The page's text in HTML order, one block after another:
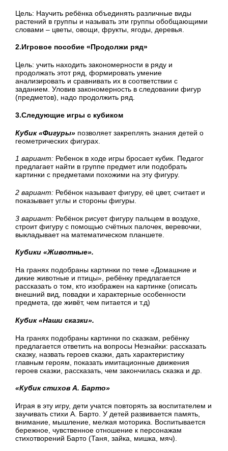
Цель: Научить ребёнка объединять различные виды
растений в группы и называть эти группы обобщающими
словами – цветы, овощи, фрукты, ягоды, деревья.
2.Игровое пособие «Продолжи ряд»
Цель: учить находить закономерности в ряду и
продолжать этот ряд, формировать умение
анализировать и сравнивать их в соответствии с
заданием. Уловив закономерность в следовании фигур
(предметов), надо продолжить ряд.
3.Следующие игры с кубиком
Кубик «Фигуры» позволяет закреплять знания детей о
геометрических фигурах.
1 вариант: Ребенок в ходе игры бросает кубик. Педагог
предлагает найти в группе предмет или подобрать
картинки с предметами похожими на эту фигуру.
2 вариант: Ребёнок называет фигуру, её цвет, считает и
показывает углы и стороны фигуры.
3 вариант: Ребёнок рисует фигуру пальцем в воздухе,
строит фигуру с помощью счётных палочек, веревочки,
выкладывает на математическом планшете.
Кубики «Животные».
На гранях подобраны картинки по теме «Домашние и
дикие животные и птицы», ребёнку предлагается
рассказать о том, кто изображен на картинке (описать
внешний вид, повадки и характерные особенности
предмета, где живёт, чем питается и т.д)
Кубик «Наши сказки».
На гранях подобраны картинки по сказкам, ребёнку
предлагается ответить на вопросы Незнайки: рассказать
сказку, назвать героев сказки, дать характеристику
главным героям, показать имитационные движения
героев сказки, рассказать, чем закончилась сказка и др.
«Кубик стихов А. Барто»
Играя в эту игру, дети учатся повторять за воспитателем и
заучивать стихи А. Барто. У детей развивается память,
внимание, мышление, мелкая моторика. Воспитывается
бережное, чувственное отношение к персонажам
стихотворений Барто (Таня, зайка, мишка, мяч).